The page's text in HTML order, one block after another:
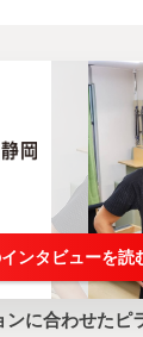
ンタビューを読
に合わせたピ